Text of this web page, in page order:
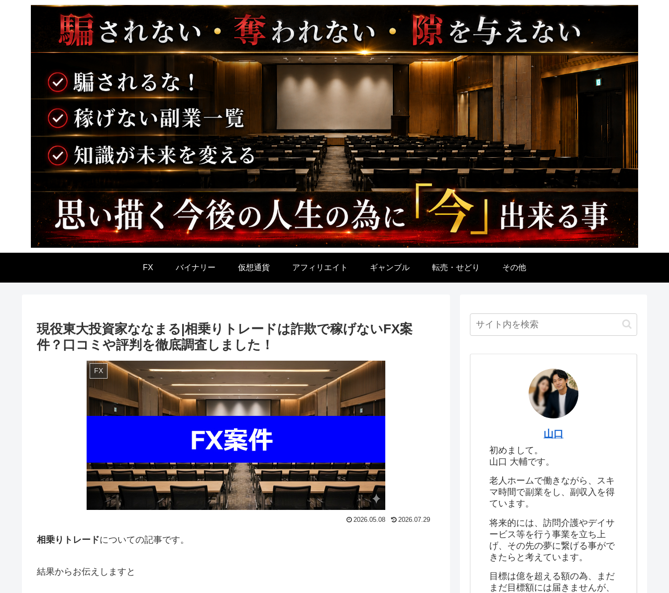
FX バイナリー 仮想通貨 アフィリエイト ギャンブル 転売・せどり その他
現役東大投資家ななまる|相乗りトレードは詐欺で稼げないFX案
件？口コミや評判を徹底調査しました！
FX
2026.05.08 2026.07.29
相乗りトレードについての記事です。
結果からお伝えしますと
山口
初めまして。
山口 大輔です。
老人ホームで働きながら、スキ
マ時間で副業をし、副収入を得
ています。
将来的には、訪問介護やデイサ
ービス等を行う事業を立ち上
げ、その先の夢に繋げる事がで
きたらと考えています。
目標は億を超える額の為、まだ
まだ目標額には届きませんが、